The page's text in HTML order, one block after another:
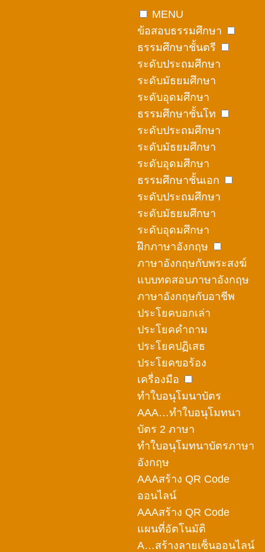
MENU
ข้อสอบธรรมศึกษา
ธรรมศึกษาชั้นตรี
ระดับประถมศึกษา
ระดับมัธยมศึกษา
ระดับอุดมศึกษา
ธรรมศึกษาชั้นโท
ระดับประถมศึกษา
ระดับมัธยมศึกษา
ระดับอุดมศึกษา
ธรรมศึกษาชั้นเอก
ระดับประถมศึกษา
ระดับมัธยมศึกษา
ระดับอุดมศึกษา
ฝึกภาษาอังกฤษ
ภาษาอังกฤษกับพระสงฆ์
แบบทดสอบภาษาอังกฤษ
ภาษาอังกฤษกับอาชีพ
ประโยคบอกเล่า
ประโยคคำถาม
ประโยคปฏิเสธ
ประโยคขอร้อง
เครื่องมือ
ทำใบอนุโมนาบัตร
AAA…ทำใบอนุโมทนา
บัตร 2 ภาษา
ทำใบอนุโมทนาบัตรภาษา
อังกฤษ
AAAสร้าง QR Code
ออนไลน์
AAAสร้าง QR Code
แผนที่อัตโนมัติ
A…สร้างลายเซ็นออนไลน์